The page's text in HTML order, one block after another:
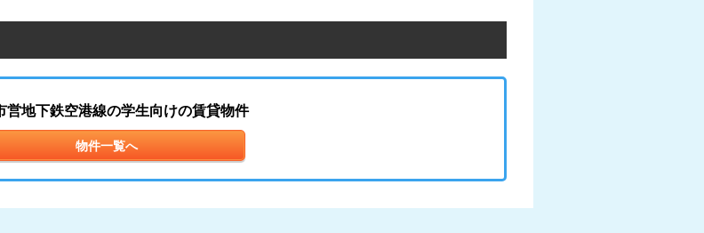
営地下鉄空港線の学生向けの賃貸物件
物件一覧へ